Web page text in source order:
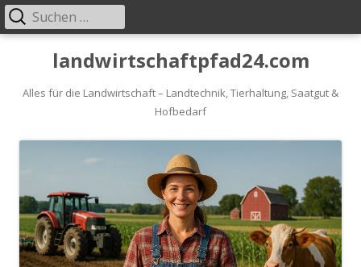
Inhalt
landwirtschaftpfad24.com
Alles für die Landwirtschaft – Landtechnik, Tierhaltung, Saatgut &
Hofbedarf
Primäres
Menü
Suche
nach: